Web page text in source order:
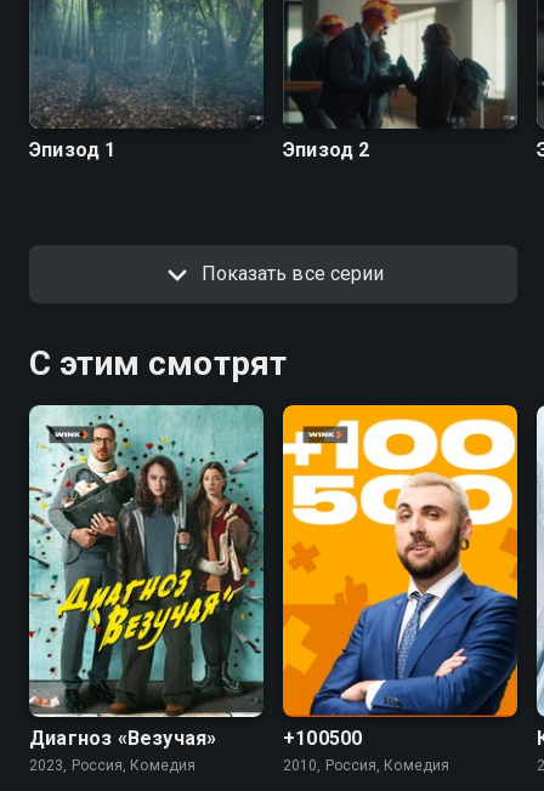
Эпизод 1 Эпизод 2
Показать все серии
С этим смотрят
7.4
Диагноз «Везучая»
2023, Россия, Комедия
5.5 4.5
+100500
2010, Россия, Комедия